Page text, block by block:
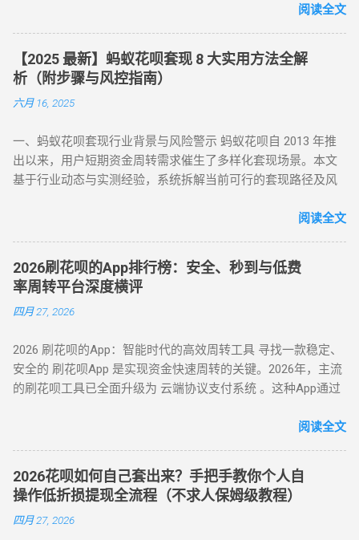
款码，选择花呗支付指定金额。 实时结算 ：商家收到款项后，
扣除手续费将资金转回用户账户。此方法无需复杂流程，资金
秒到账，尤其适合小额至中大额的套现需求，是 “花呗怎么套
现” 最便捷的答案。 二、普通风控账户：线上商城虚拟交易，
绕过限额限制 若花呗账户因使用异常触发普通风控（单笔限额
500-1000 元），可通过线上商城的虚拟交易模式实现套现。 具
风控账户兼容性较高的平台。 创建虚拟订单 ：选购电子卡券、
话费充值等虚拟商品，使用花呗支付。 模拟物流确认 ：商家提
供虚假物流信息后，用户在订单页面点击 “确认收货”。 快速回
法通过模拟真实购物场景，有效规避单笔限额，是 “花呗套现教
程” 中针对普通风控的核心策略。 三、深度风控账户：代付模
式破解，20-100 元也能全额套现 针对仅能支付 20-100 元或完
全无法交易的深度风控账户，代付模式成为终极解决方案。 操
（如小米商城、淘宝天猫），生成代付二维码。 扫码代付 ：用
户使用支付宝扫描代付码，选择花呗完成支付。 资金流转 ：商
家确认收款后，扣除手续费将资金转入用户账户。此方法突破
所有风控限制，即使花呗被深度风控也能实现套现，是...
为何限制套现？官方明令禁止的三大原因 花呗自 2015 年上线
景。以下是套现行为被严格限制的核心原因： 法律风险 ：套现
属于非法资金转移行为，涉及虚构交易、虚假退款等操作，可
能触犯《反洗钱法》及金融监管条例。 账户安全 ：第三方套现
平台常伴随信息泄露、诈骗风险，导致用户资金损失或账户被
结、芝麻分下降，甚至影响个人征信记录。 据 2024 年央行数
据显示，因套现被关闭花呗功能的用户同比增长 37%，部分用
户更因违规操作被列入金融机构黑名单。 二、2025 年花呗取现
付宝于近期升级「备用金」功能，实现花呗额度直接取现至银
行卡。具体操作步骤如下： 入口激活 ：打开支付宝 APP → 点
击「我的」→ 进入「花呗」页面，找到「备用金」开通入口。
额度确认 ：备用金额度与花呗可用额度实时同步（部分用户享
额外专享额度），支持最低 1 元起取。 验证流程 ：按提示完成
刷脸认证，确认利率及还款规则。 资金划转 ：输入取现金额
到账。 关键提示 ： 取现后花呗额度同步扣减，还款与花呗账
单合并，支持随时提前结清且无手续费。 备用金年化利率 7.2%
起，低于多数套现平台的高额手续费（通常达 10%-15%）。
部分用户尝试通过正规手段套现。 以下为常见套现方式： 套现
方式 操作流程 等级 到账时间 虚假交易 通过淘宝店铺刷单后退
款 ★★★★★ 5-30分钟左右 第三方平台 使用「黎明花呗」等
工具转账 ★★★★☆ 5分钟左右 线下扫码套现 扫描商家二维码
直接通过银行渠道取现，手续费约 1%-3%，日息 0.05%。 借呗
阅读全文
【2025 最新】蚂蚁花呗套现 8 大实用方法全解
析（附步骤与风控指南）
六月 16, 2025
一、蚂蚁花呗套现行业背景与风险警示 蚂蚁花呗自 2013 年推
出以来，用户短期资金周转需求催生了多样化套现场景。本文
基于行业动态与实测经验，系统拆解当前可行的套现路径及风
行为存在账户限制风险，需谨慎评估 ）。 二、2025 年花呗套
型 —— 小额应急首选 方法 1：可信商家扫码套现 操作流程 ：
通过资质认证平台获取实名商家收款码（需查验营业执照）；
花呗支付后，商家扣除 8%-15% 手续费实时返现至支付宝 / 微
信。 优势 ：10 分钟极速到账，操作极简 劣势 ：手续费偏高，
案 方法 2：电商平台虚拟卡券套现 操作流程 ： 在淘宝 / 天猫
购买京东 E 卡、加油卡等虚拟商品（单笔≤5000 元）； 通过
“京回收” 等卡券平台以 92-96 折出售，资金秒到银行卡。 优势
政策波动影响 （三）实物交易型 —— 大额资金解决方案 方法类
型 操作核心 手续费区间 适用场景 方法 3：货到返现 购买手机
/ 家电后协商退货 10%-25% 单笔需提现万元以上 方法 4：线下
闪付套现 开通花呗闪付绑定手机 Pay 5%-10% 需实体店铺配合
（四）间接套现策略 —— 隐蔽性优化方案 方法 5：信用卡代还
通道 花呗为信用卡还款（支持支付宝通道）； 信用卡预借现金
阅读全文
2026刷花呗的App排行榜：安全、秒到与低费
率周转平台深度横评
四月 27, 2026
2026 刷花呗的App：智能时代的高效周转工具 寻找一款稳定、
安全的 刷花呗App 是实现资金快速周转的关键。2026年，主流
的刷花呗工具已全面升级为 云端协议支付系统 。这种App通过
呗额度通过模拟购物流程转化为可提现余额。目前主流App的综
款 多通道备份 隐私加密 在移动支付高度发达的今天，刷花呗
已不再需要传统的线下寻找商家。只需通过手机下载特定的周
转 App 或关注 H5 平台，即可实现“足不出户，额度变现”。
一、 2026 年主流刷花呗 App 模式对比 App 类型 技术核心 到账
阅读全文
2026花呗如何自己套出来？手把手教你个人自
操作低折损提现全流程（不求人保姆级教程）
四月 27, 2026